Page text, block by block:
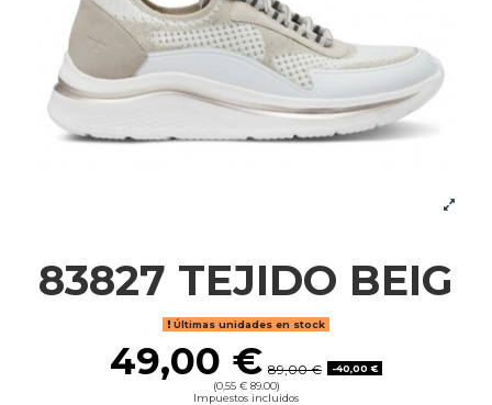
83827 TEJIDO BEIG
Últimas unidades en stock
49,00 € 89,00 €
-40,00 €
(0,55 € 89.00)
Impuestos incluidos